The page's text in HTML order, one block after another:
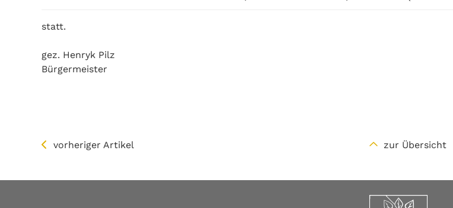
statt.
gez. Henryk Pilz
Bürgermeister
vorheriger Artikel zur Übersicht